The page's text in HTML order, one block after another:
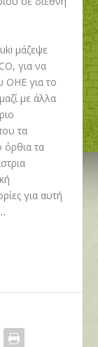
μάζεψε
για να
ΟΗΕ για το
με άλλα
τα
όρθια τα
για αυτή